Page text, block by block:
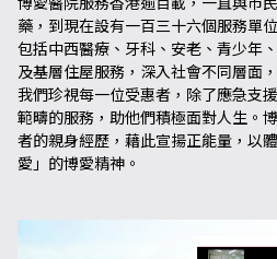
藥，到現在設有一百三十六個服務單
包括中西醫療、牙科、安老、青少年
及基層住屋服務，深入社會不同層面
我們珍視每一位受惠者，除了應急支
範疇的服務，助他們積極面對人生。
者的親身經歷，藉此宣揚正能量，以
愛」的博愛精神。